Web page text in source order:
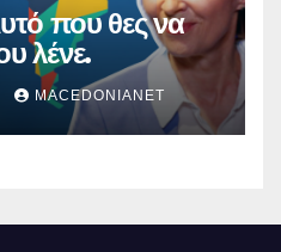
που θες να
λένε.
MACEDONIANET